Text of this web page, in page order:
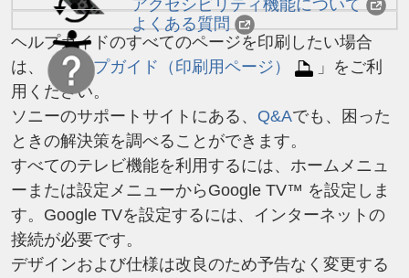
アクセシビリティ機能について
よくある質問
ヘルプガイドのすべてのページを印刷したい場合
は、「 ヘルプガイド （印刷用ページ）
」をご利
用ください。
ソニーのサポートサイトにある、 Q&Aでも、困った
ときの解決策を調べることができます。
すべてのテレビ機能を利用するには、ホームメニュ
ーまたは設定メニューからGoogle TV™ を設定しま
す。Google TVを設定するには、インターネットの
接続が必要です。
デザインおよび仕様は改良のため予告なく変更する